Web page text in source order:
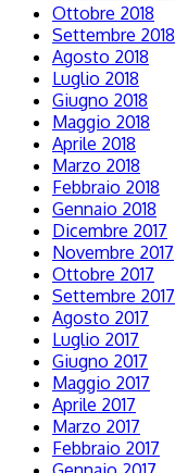
Ottobre 2018
Settembre 2018
Agosto 2018
Luglio 2018
Giugno 2018
Maggio 2018
Aprile 2018
Marzo 2018
Febbraio 2018
Gennaio 2018
Dicembre 2017
Novembre 2017
Ottobre 2017
Settembre 2017
Agosto 2017
Luglio 2017
Giugno 2017
Maggio 2017
Aprile 2017
Marzo 2017
Febbraio 2017